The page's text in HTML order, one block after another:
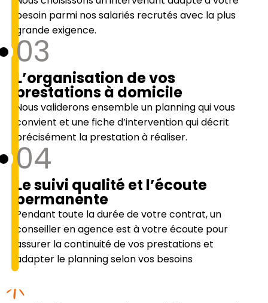
besoin parmi nos salariés recrutés avec la plus
grande exigence.
03
L’organisation de vos
prestations à domicile
Nous validerons ensemble un planning qui vous
convient et une fiche d’intervention qui décrit
précisément la prestation à réaliser.
04
Le suivi qualité et l’écoute
permanente
Pendant toute la durée de votre contrat, un
conseiller en agence est à votre écoute pour
assurer la continuité de vos prestations et
adapter le planning selon vos besoins